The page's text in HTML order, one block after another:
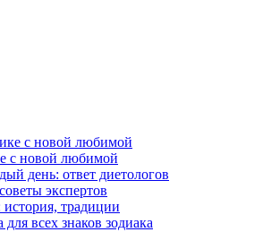
с новой любимой
день: ответ диетологов
экспертов
история, традиции
всех знаков зодиака